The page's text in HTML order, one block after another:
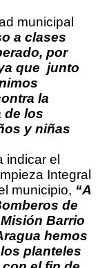
municipal
a clases
por
que junto
la
de los
y niñas
indicar el
Integral
municipio, “A
de
Barrio
hemos
planteles